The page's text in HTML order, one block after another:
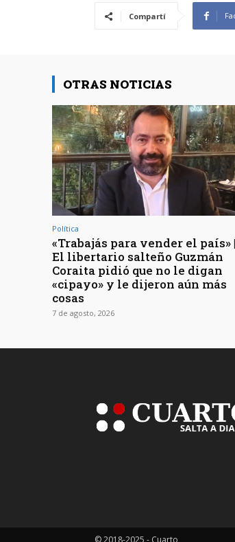
Compartí
OTRAS NOTICIAS
Política
«Trabajás para vender el país» |
El libertario salteño Guzmán
Coraita pidió que no le digan
«cipayo» y le dijeron aún más
cosas
7 de agosto, 2026